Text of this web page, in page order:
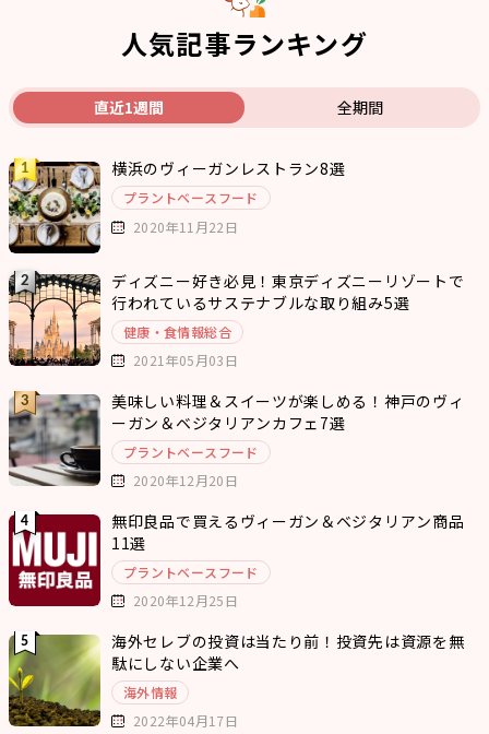
人気記事ランキング
直近1週間 全期間
横浜のヴィーガンレストラン8選
プラントベースフード
2020年11月22日
ディズニー好き必見！東京ディズニーリゾートで
行われているサステナブルな取り組み5選
健康・食情報総合
2021年05月03日
美味しい料理＆スイーツが楽しめる！神戸のヴィ
ーガン＆ベジタリアンカフェ7選
プラントベースフード
2020年12月20日
無印良品で買えるヴィーガン＆ベジタリアン商品
11選
プラントベースフード
2020年12月25日
海外セレブの投資は当たり前！投資先は資源を無
駄にしない企業へ
海外情報
2022年04月17日